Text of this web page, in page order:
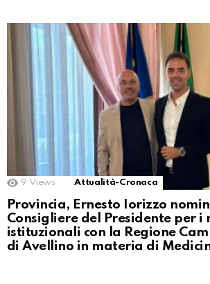
9 Views Attualità-Cronaca
Provincia, Ernesto Iorizzo
Consigliere del Presidente per
istituzionali con la Regione
di Avellino in materia di